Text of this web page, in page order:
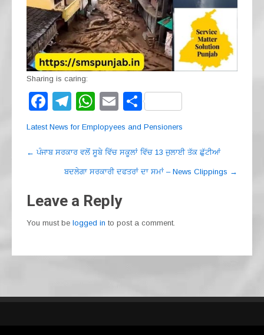
Sharing is caring:
F
a
e
o
T
el
gr
a
m
W
h
s
A
p
p
E
m
S
h
e
Latest News for Emplopyees and Pensioners
Post
navigation
← ਪੰਜਾਬ ਸਰਕਾਰ ਵਲੋਂ ਸੂਬੇ ਵਿੱਚ ਸਕੂਲਾਂ ਵਿੱਚ 13 ਜੁਲਾਈ ਤੱਕ ਛੁੱਟੀਆਂ
ਬਦਲੇਗਾ ਸਰਕਾਰੀ ਦਫਤਰਾਂ ਦਾ ਸਮਾਂ – News Clippings →
Leave a Reply
You must be logged in to post a comment.